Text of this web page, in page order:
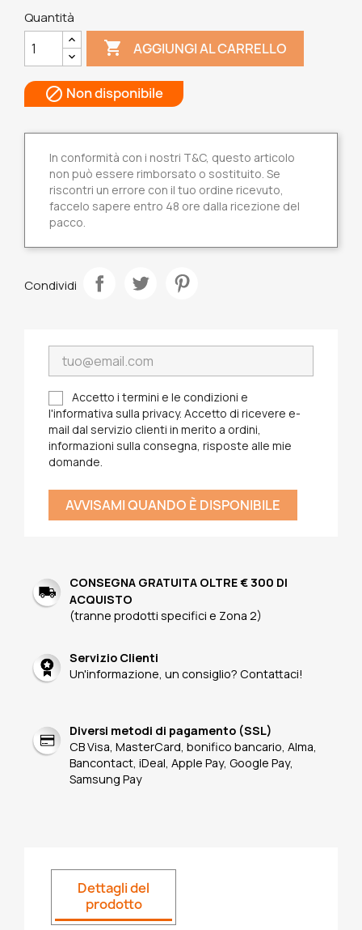
Quantità
 AGGIUNGI AL CARRELLO
 Non disponibile
In conformità con i nostri T&C, questo articolo
non può essere rimborsato o sostituito. Se
riscontri un errore con il tuo ordine ricevuto,
faccelo sapere entro 48 ore dalla ricezione del
pacco.
Condividi
Accetto i termini e le condizioni e
l'informativa sulla privacy. Accetto di ricevere e-
mail dal servizio clienti in merito a ordini,
informazioni sulla consegna, risposte alle mie
domande.
AVVISAMI QUANDO È DISPONIBILE
CONSEGNA GRATUITA OLTRE € 300 DI
ACQUISTO
(tranne prodotti specifici e Zona 2)
Servizio Clienti
Un'informazione, un consiglio? Contattaci!
Diversi metodi di pagamento (SSL)
CB Visa, MasterCard, bonifico bancario, Alma,
Bancontact, iDeal, Apple Pay, Google Pay,
Samsung Pay
Dettagli del
prodotto